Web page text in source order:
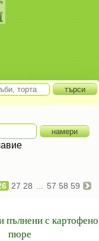
27 28 57 58 59
с картофено
пюре